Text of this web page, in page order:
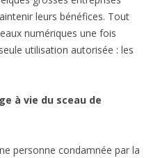
leurs bénéfices. Tout
numériques une fois
utilisation autorisée : les
à vie du sceau de
personne condamnée par la